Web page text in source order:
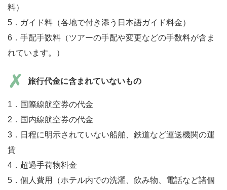
料）
5．ガイド料（各地で付き添う日本語ガイド料金）
6．手配手数料（ツアーの手配や変更などの手数料が含ま
れています。）
旅行代金に含まれていないもの
1．国際線航空券の代金
2．国内線航空券の代金
3．日程に明示されていない船舶、鉄道など運送機関の運
賃
4．超過手荷物料金
5．個人費用（ホテル内での洗濯、飲み物、電話など諸個